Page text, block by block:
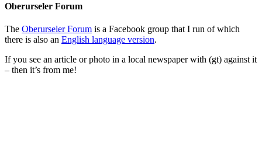
Oberurseler Forum
The Oberurseler Forum is a Facebook group that I run of which
there is also an English language version.
If you see an article or photo in a local newspaper with (gt) against it
– then it’s from me!